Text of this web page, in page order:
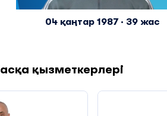
04 қаңтар 1987 · 39 жас
қызметкерлері